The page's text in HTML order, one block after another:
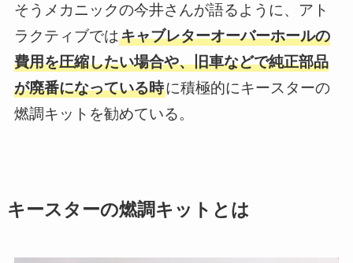
そうメカニックの今井さんが語るように、アト
ラクティブではキャブレターオーバーホールの
費用を圧縮したい場合や、旧車などで純正部品
が廃番になっている時に積極的にキースターの
燃調キットを勧めている。
キースターの燃調キットとは